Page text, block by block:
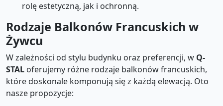
rolę estetyczną, jak i ochronną.
Rodzaje Balkonów Francuskich w
Żywcu
W zależności od stylu budynku oraz preferencji, w Q-
STAL oferujemy różne rodzaje balkonów francuskich,
które doskonale komponują się z każdą elewacją. Oto
nasze propozycje: